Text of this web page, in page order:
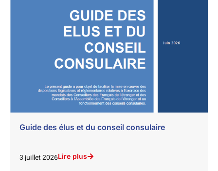
Guide des élus et du conseil consulaire
3 juillet 2026Lire plus